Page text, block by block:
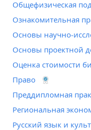
Общефизическая
Ознакомительная
Основы научно-
Основы проектной
Оценка стоимости
Право
Преддипломная
Региональная
Русский язык и